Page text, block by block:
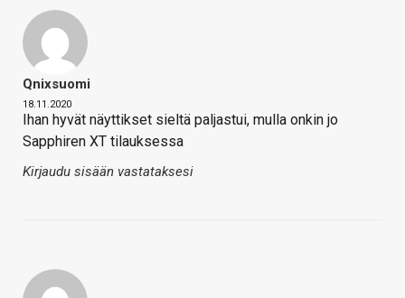
Qnixsuomi
18.11.2020
Ihan hyvät näyttikset sieltä paljastui, mulla onkin jo
Sapphiren XT tilauksessa
Kirjaudu sisään vastataksesi